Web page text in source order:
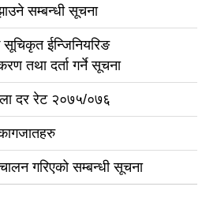
सम्बन्धी सूचना
ईन्जिनियरिङ
तथा दर्ता गर्ने सूचना
दर रेट २०७५/०७६
गरिएको सम्बन्धी सूचना